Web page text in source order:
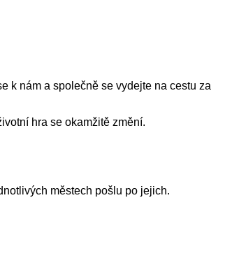
k nám a společně se vydejte na cestu za
hra se okamžitě změní.
městech pošlu po jejich.